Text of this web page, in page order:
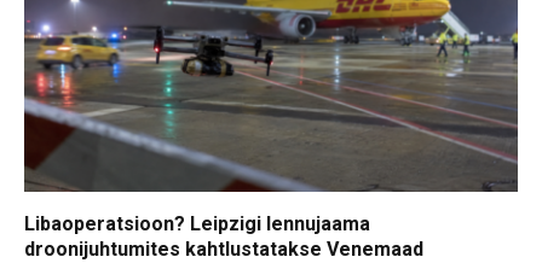
Libaoperatsioon? Leipzigi lennujaama
droonijuhtumites kahtlustatakse Venemaad